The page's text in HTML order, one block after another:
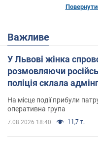
Важливе
У Львові жінка
розмовляючи
поліція склала
На місце події прибули
оперативна група
7.08.2026 18:40 11,7 т.